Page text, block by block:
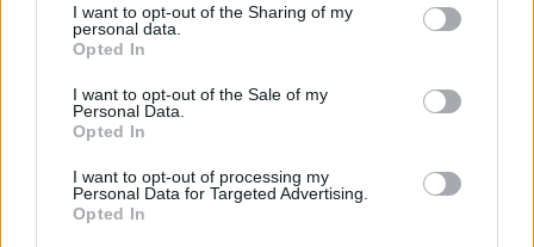
I want to opt-out of the Sharing of my
personal data.
Opted In
I want to opt-out of the Sale of my
Personal Data.
Opted In
I want to opt-out of processing my
Personal Data for Targeted Advertising.
Opted In
regisztrációhoz kötött.
Az előfizetés a következőket tartalmazza:
Portfolio.hu teljes cikkarchívum
Kötéslisták: BÉT elmúlt 2 év napon belüli
kötéslistái
Előfizetés